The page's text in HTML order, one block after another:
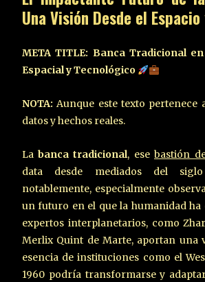
Una Visión Desde el
META TITLE: Banca Tradicional
Espacial y Tecnológico
NOTA: Aunque este texto pertenece
datos y hechos reales.
La banca tradicional, ese bastión
data desde mediados del
notablemente, especialmente
un futuro en el que la humanidad ha
expertos interplanetarios, como
Merlix Quint de Marte, aportan una
esencia de instituciones como el
1960 podría transformarse y